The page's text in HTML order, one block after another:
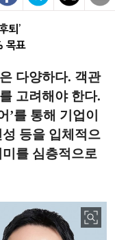
퇴’
목표
다양하다. 객관
고려해야 한다.
’를 통해 기업이
등을 입체적으
를 심층적으로